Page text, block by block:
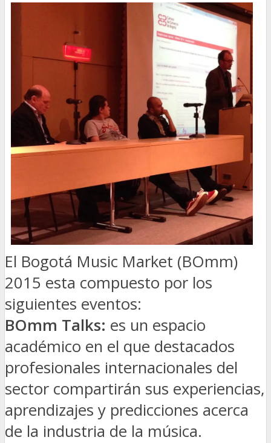
El Bogotá Music Market (BOmm)
2015 esta compuesto por los
siguientes eventos:
BOmm Talks: es un espacio
académico en el que destacados
profesionales internacionales del
sector compartirán sus experiencias,
aprendizajes y predicciones acerca
de la industria de la música.